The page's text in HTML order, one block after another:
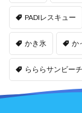
PADIレスキュー
かき氷 か
らららサンビーチ